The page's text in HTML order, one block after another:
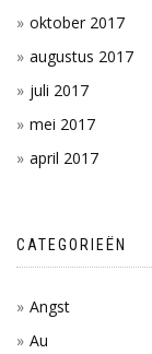
oktober 2017
augustus 2017
juli 2017
mei 2017
april 2017
CATEGORIEËN
Angst
Au